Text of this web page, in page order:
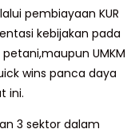
pembiayaan KUR
kebijakan pada
UMKM
wins panca daya
ini.
3 sektor dalam